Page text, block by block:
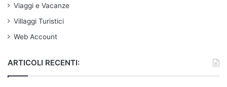
Viaggi e Vacanze
Villaggi Turistici
Web Account
ARTICOLI RECENTI: